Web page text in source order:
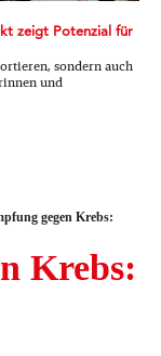
zeigt Potenzial für
sondern auch
und